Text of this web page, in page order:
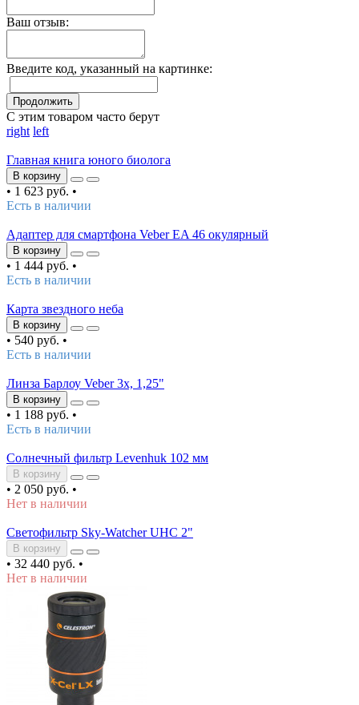
Ваш отзыв:
Введите код, указанный на картинке:
Продолжить
С этим товаром часто берут
right left
Главная книга юного биолога
В корзину
• 1 623 руб. •
Есть в наличии
Адаптер для смартфона Veber EA 46 окулярный
В корзину
• 1 444 руб. •
Есть в наличии
Карта звездного неба
В корзину
• 540 руб. •
Есть в наличии
Линза Барлоу Veber 3х, 1,25"
В корзину
• 1 188 руб. •
Есть в наличии
Солнечный фильтр Levenhuk 102 мм
В корзину
• 2 050 руб. •
Нет в наличии
Светофильтр Sky-Watcher UHC 2"
В корзину
• 32 440 руб. •
Нет в наличии